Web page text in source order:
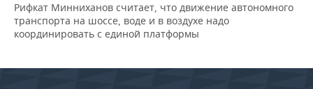
Рифкат Минниханов считает, что движение автономного
транспорта на шоссе, воде и в воздухе надо
координировать с единой платформы